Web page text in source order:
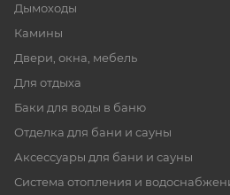
Дымоходы
Камины
Двери, окна, мебель
Для отдыха
Баки для воды в баню
Отделка для бани и сауны
Аксессуары для бани и сауны
Система отопления и